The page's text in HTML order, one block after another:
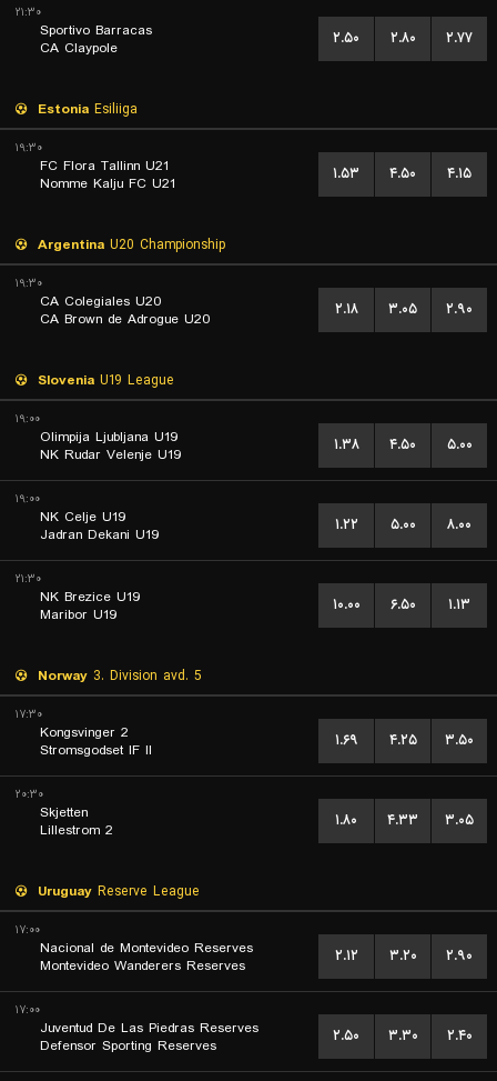
۲۱:۳۰
Sportivo Barracas
CA Claypole
۲.۵۰ ۲.۸۰ ۲.۷۷
Estonia Esiliiga
۱۹:۳۰
FC Flora Tallinn U21
Nomme Kalju FC U21
۱.۵۳ ۴.۵۰ ۴.۱۵
Argentina U20 Championship
۱۹:۳۰
CA Colegiales U20
CA Brown de Adrogue U20
۲.۱۸ ۳.۰۵ ۲.۹۰
Slovenia U19 League
۱۹:۰۰
Olimpija Ljubljana U19
NK Rudar Velenje U19
۱.۳۸ ۴.۵۰ ۵.۰۰
۱۹:۰۰
NK Celje U19
Jadran Dekani U19
۱.۲۲ ۵.۰۰ ۸.۰۰
۲۱:۳۰
NK Brezice U19
Maribor U19
۱۰.۰۰ ۶.۵۰ ۱.۱۳
Norway 3. Division avd. 5
۱۷:۳۰
Kongsvinger 2
Stromsgodset IF II
۱.۶۹ ۴.۲۵ ۳.۵۰
۲۰:۳۰
Skjetten
Lillestrom 2
۱.۸۰ ۴.۳۳ ۳.۰۵
Uruguay Reserve League
۱۷:۰۰
Nacional de Montevideo Reserves
Montevideo Wanderers Reserves
۲.۱۲ ۳.۲۰ ۲.۹۰
۱۷:۰۰
Juventud De Las Piedras Reserves
Defensor Sporting Reserves
۲.۵۰ ۳.۳۰ ۲.۴۰